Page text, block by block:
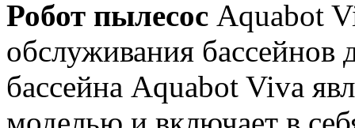
Робот пылесос Aquabot
обслуживания
бассейна Aquabot Viva